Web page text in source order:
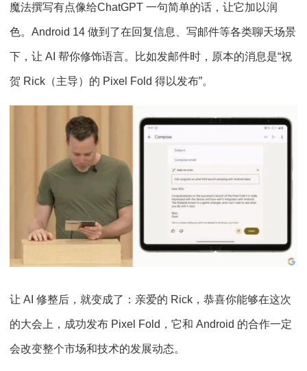
魔法撰写有点像给ChatGPT 一句简单的话，让它加以润
色。Android 14 做到了在回复信息、写邮件等各类聊天场景
下，让 AI 帮你修饰语言。比如发邮件时，原本的消息是“祝
贺 Rick（主导）的 Pixel Fold 得以发布”。
让 AI 修整后，就变成了：亲爱的 Rick，恭喜你能够在这次
的大会上，成功发布 Pixel Fold，它和 Android 的合作一定
会改变整个市场和技术的发展动态。